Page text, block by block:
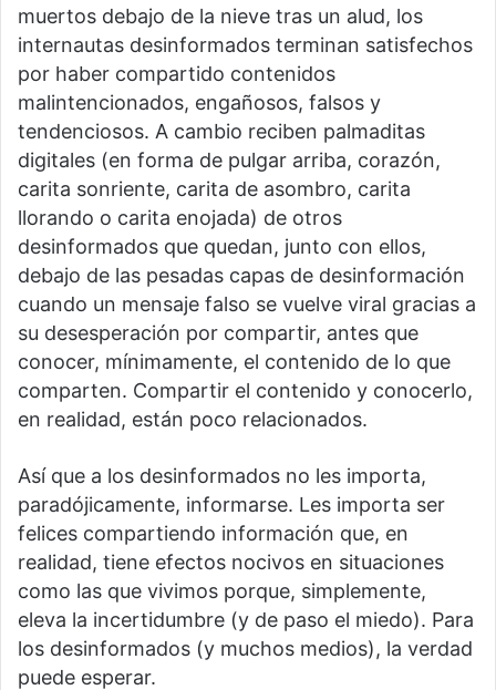
muertos debajo de la nieve tras un alud, los
internautas desinformados terminan satisfechos
por haber compartido contenidos
malintencionados, engañosos, falsos y
tendenciosos. A cambio reciben palmaditas
digitales (en forma de pulgar arriba, corazón,
carita sonriente, carita de asombro, carita
llorando o carita enojada) de otros
desinformados que quedan, junto con ellos,
debajo de las pesadas capas de desinformación
cuando un mensaje falso se vuelve viral gracias a
su desesperación por compartir, antes que
conocer, mínimamente, el contenido de lo que
comparten. Compartir el contenido y conocerlo,
en realidad, están poco relacionados.
Así que a los desinformados no les importa,
paradójicamente, informarse. Les importa ser
felices compartiendo información que, en
realidad, tiene efectos nocivos en situaciones
como las que vivimos porque, simplemente,
eleva la incertidumbre (y de paso el miedo). Para
los desinformados (y muchos medios), la verdad
puede esperar.